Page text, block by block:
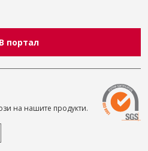
портал
на нашите продукти.